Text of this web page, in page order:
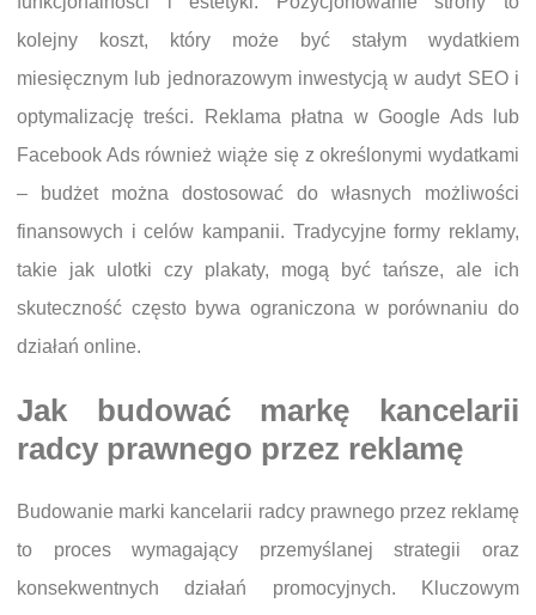
kolejny koszt, który może być stałym wydatkiem
miesięcznym lub jednorazowym inwestycją w audyt SEO i
optymalizację treści. Reklama płatna w Google Ads lub
Facebook Ads również wiąże się z określonymi wydatkami
– budżet można dostosować do własnych możliwości
finansowych i celów kampanii. Tradycyjne formy reklamy,
takie jak ulotki czy plakaty, mogą być tańsze, ale ich
skuteczność często bywa ograniczona w porównaniu do
działań online.
Jak budować markę kancelarii
radcy prawnego przez reklamę
Budowanie marki kancelarii radcy prawnego przez reklamę
to proces wymagający przemyślanej strategii oraz
konsekwentnych działań promocyjnych. Kluczowym